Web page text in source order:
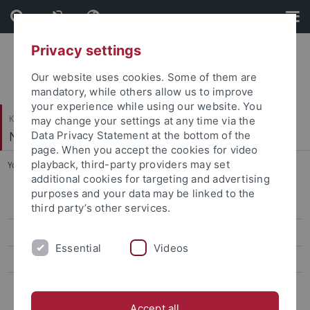
Skip
to
content
Skip
to
footer
Katholisch-Theologische Fakultät
Neues Testament
You are here: Startseite ... Prof. Dr. Wilfried Eisele
Prof. Dr. Wilfried Eisele
Dr. Lena Lütticke
Privacy settings
Our website uses cookies. Some of them are
mandatory, while others allow us to improve
your experience while using our website. You
may change your settings at any time via the
Data Privacy Statement at the bottom of the
page. When you accept the cookies for video
playback, third-party providers may set
additional cookies for targeting and advertising
purposes and your data may be linked to the
third party’s other services.
Essential Videos